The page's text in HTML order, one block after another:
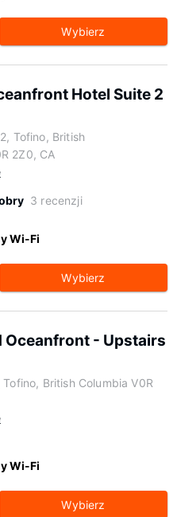
Wybierz
Hotel Suite 2
Tofino, British
2Z0, CA
3 recenzji
Wi-Fi
Wybierz
Oceanfront - Upstairs
British Columbia V0R
Wi-Fi
Wybierz